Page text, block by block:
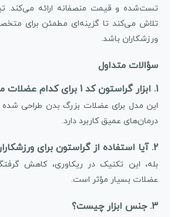
تست‌شده و قیمت منصفانه ارائه می‌کند.
تلاش می‌کند تا گزینه‌ای مطمئن برای
ورزشکاران باشد.
سؤالات متداول
1. ابزار گراستون کد 1 برای کدام عضلات مناسب است؟
این مدل برای عضلات بزرگ بدن طراحی
درمان‌های عمیق کاربرد دارد.
2. آیا استفاده از گراستون برای ورزشکاران مناسب است؟
بله، این تکنیک در ریکاوری، کاهش
عضلات بسیار مؤثر است.
3. جنس ابزار چیست؟